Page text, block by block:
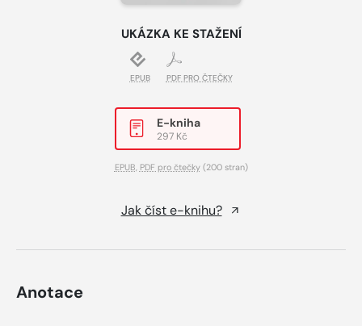
UKÁZKA KE STAŽENÍ
EPUB PDF PRO ČTEČKY
E-kniha
297 Kč
EPUB PDF pro čtečky(200 stran)
Jak číst e-knihu?
Anotace